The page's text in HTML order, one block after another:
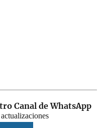
Canal de WhatsApp